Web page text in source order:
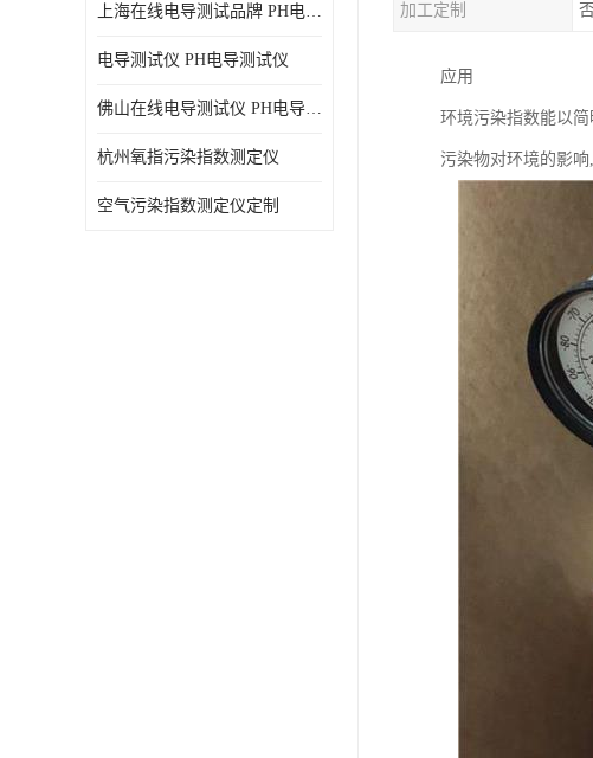
上海在线电导测试品牌 PH电导测试仪
电导测试仪 PH电导测试仪
佛山在线电导测试仪 PH电导测试仪
杭州氧指污染指数测定仪
空气污染指数测定仪定制
加工定制 否
应用
环境污染指数能以
污染物对环境的影